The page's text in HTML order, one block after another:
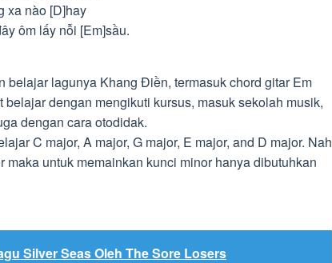
xa nào [D]hay
ôm lấy nỗi [Em]sầu.
belajar lagunya Khang Điền, termasuk chord gitar Em
dengan mengikuti kursus, masuk sekolah musik,
dengan cara otodidak.
C major, A major, G major, E major, and D major. Nah
maka untuk memainkan kunci minor hanya dibutuhkan
Silver Seas Oleh The Sore Losers